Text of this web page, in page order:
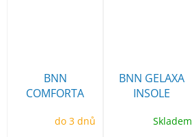
BNN
COMFORTA
do 3 dnů
BNN GELAXA
INSOLE
Skladem